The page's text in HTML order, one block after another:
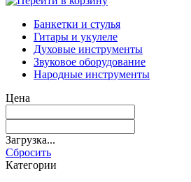
Банкетки и стулья
Гитары и укулеле
Духовые инструменты
Звуковое оборудование
Народные инструменты
Цена
Загрузка...
Cбросить
Категории